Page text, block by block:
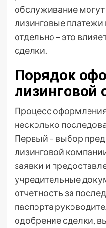
обслуживание
лизинговые платежи
отдельно – это
сделки.
Порядок
лизинговой
Процесс
несколько
Первый – выбор
лизинговой
заявки и
учредительные
отчетность за
паспорта
одобрение сделки,